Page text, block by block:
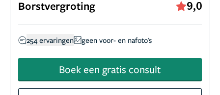
Borstvergroting 9,0
254 ervaringen geen voor- en nafoto's
Boek een gratis consult